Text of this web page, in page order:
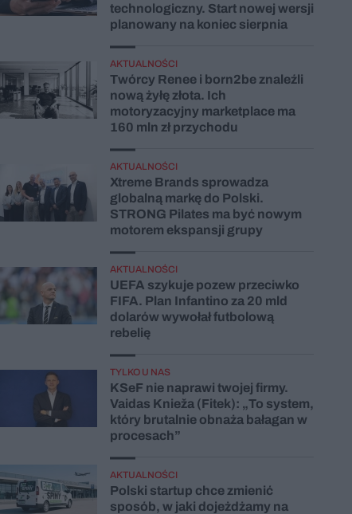
technologiczny. Start nowej wersji
planowany na koniec sierpnia
AKTUALNOŚCI
Twórcy Renee i born2be znaleźli
nową żyłę złota. Ich
motoryzacyjny marketplace ma
160 mln zł przychodu
AKTUALNOŚCI
Xtreme Brands sprowadza
globalną markę do Polski.
STRONG Pilates ma być nowym
motorem ekspansji grupy
AKTUALNOŚCI
UEFA szykuje pozew przeciwko
FIFA. Plan Infantino za 20 mld
dolarów wywołał futbolową
rebelię
TYLKO U NAS
KSeF nie naprawi twojej firmy.
Vaidas Knieža (Fitek): „To system,
który brutalnie obnaża bałagan w
procesach”
AKTUALNOŚCI
Polski startup chce zmienić
sposób, w jaki dojeżdżamy na